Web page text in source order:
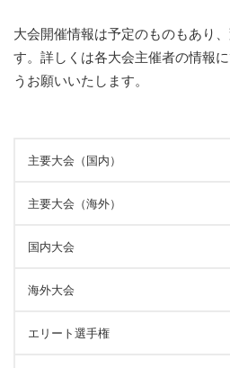
大会開催情報は予定のものもあり
す。詳しくは各大会主催者の情報
うお願いいたします。
主要大会（国内）
主要大会（海外）
国内大会
海外大会
エリート選手権